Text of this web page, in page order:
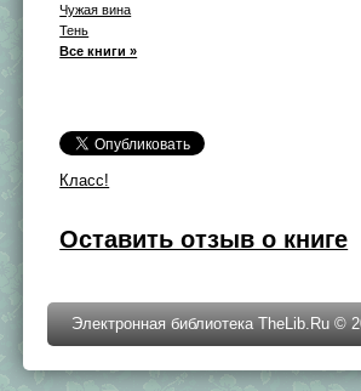
Чужая вина
Тень
Все книги »
Класс!
Оставить отзыв о книге
Электронная библиотека TheLib.Ru ©